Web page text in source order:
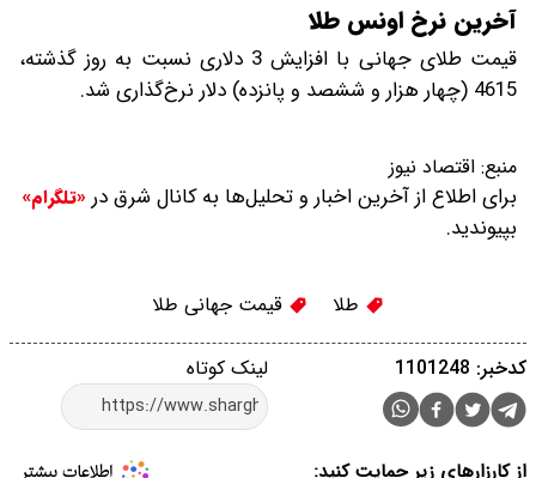
آخرین نرخ اونس طلا
قیمت طلای جهانی با افزایش 3 دلاری نسبت به روز گذشته،
4615 (چهار هزار و ششصد و پانزده) دلار نرخ‌گذاری شد.
منبع: اقتصاد نیوز
برای اطلاع از آخرین اخبار و تحلیل‌ها به کانال شرق در «تلگرام»
بپیوندید.
طلا قیمت جهانی طلا
لینک کوتاه کدخبر: 1101248
از کارزارهای زیر حمایت کنید: